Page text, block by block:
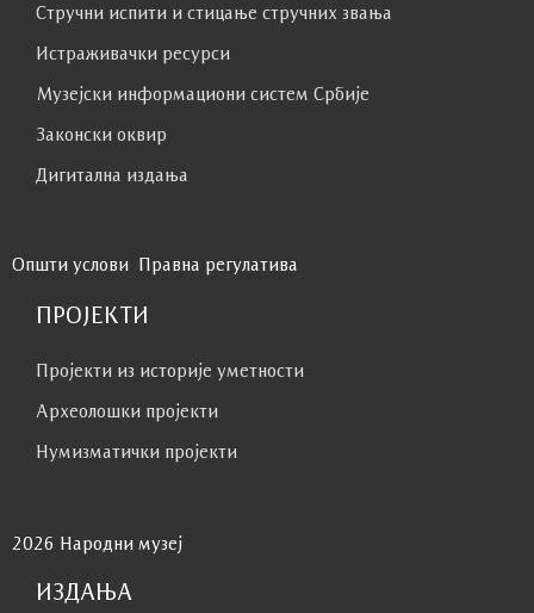
Стручни испити и стицање стручних звања
Истраживачки ресурси
Музејски информациони систем Србије
Законски оквир
Дигитална издања
Општи услови Правна регулатива
ПРОЈЕКТИ
Пројекти из историје уметности
Археолошки пројекти
Нумизматички пројекти
2026 Народни музеј
ИЗДАЊА